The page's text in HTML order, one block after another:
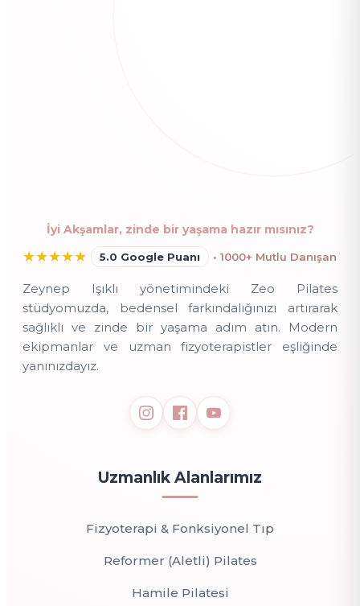
İyi Akşamlar, zinde bir yaşama hazır mısınız?
★★★★★ 5.0 Google Puanı • 1000+ Mutlu Danışan
Zeynep Işıklı yönetimindeki Zeo Pilates
stüdyomuzda, bedensel farkındalığınızı artırarak
sağlıklı ve zinde bir yaşama adım atın. Modern
ekipmanlar ve uzman fizyoterapistler eşliğinde
yanınızdayız.
Uzmanlık Alanlarımız
Fizyoterapi & Fonksiyonel Tıp
Reformer (Aletli) Pilates
Hamile Pilatesi